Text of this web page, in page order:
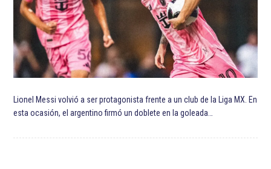
Lionel Messi volvió a ser protagonista frente a un club de la Liga MX. En
esta ocasión, el argentino firmó un doblete en la goleada…